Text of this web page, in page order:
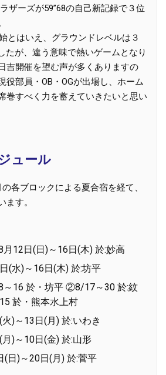
ザーズが59”68の自己新記録で３位
とはいえ、グラウンドレベルは３
たが、違う意味で熱いゲームとなり
吉開催を望む声が多くありますの
役部員・OB・OGが出場し、ホーム
巻すべく力を蓄えていきたいと思い
ュール
各ブロックによる夏合宿を経て、
ます。
12日(日)～16日(木) 於:妙高
(水)～16日(木) 於:坊平
16 於・坊平 ②8/17～30 於:紋
於・熊本水上村
)～13日(月) 於:いわき
)～10日(金) 於:山形
(日)～20日(月) 於:菅平